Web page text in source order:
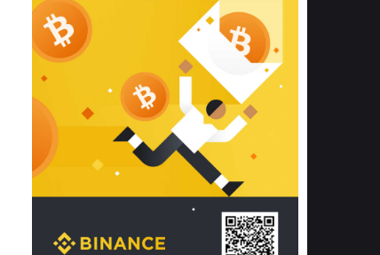
khuẩn và nấm mốc trong điều kiện
thời tiết nóng ẩm. Bạn có thể tìm hiểu
thêm các nghiên cứu khoa học về tác
động của giấc ngủ và môi trường
phòng ngủ đối với sức khỏe con
người tại Sleep Foundation (External
Link) để có cái nhìn toàn diện hơn.
2. Các tiêu chí vàng khi lựa chọn
chăn ga gối đệm cao cấp cho phòng
ngủ
Để sở hữu một bộ chăn ga gối đệm
cao cấp hoàn hảo cả về thẩm mỹ lẫn
công năng, người tiêu dùng cần cân
nhắc kỹ lưỡng các tiêu chí quan trọng